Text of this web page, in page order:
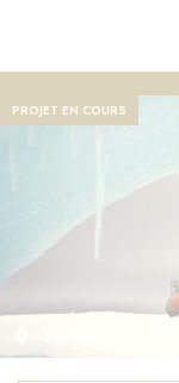
PROJET EN COURS